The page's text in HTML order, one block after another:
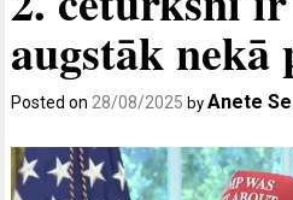
augstāk nekā
Posted on28/08/2025 byAnete